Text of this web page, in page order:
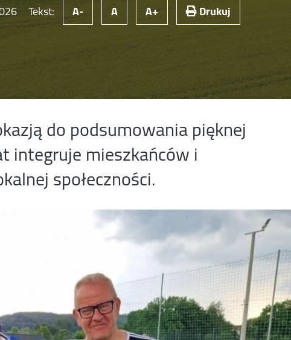
Tekst: A- A A+ Drukuj
do podsumowania pięknej
integruje mieszkańców i
społeczności.